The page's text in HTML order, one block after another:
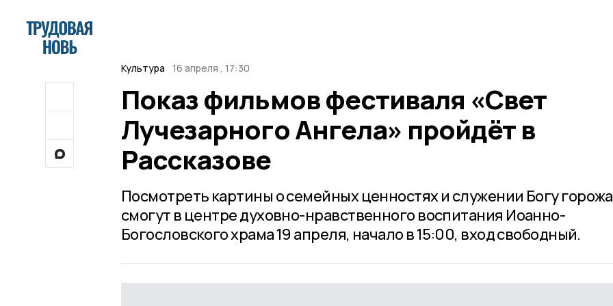
Культура 16 апреля , 17:30
Показ фильмов фестиваля «Свет
Лучезарного Ангела» пройдёт в
Рассказове
Посмотреть картины о семейных ценностях и служении Богу
смогут в центре духовно-нравственного воспитания Иоанно-
Богословского храма 19 апреля, начало в 15:00, вход свободный.